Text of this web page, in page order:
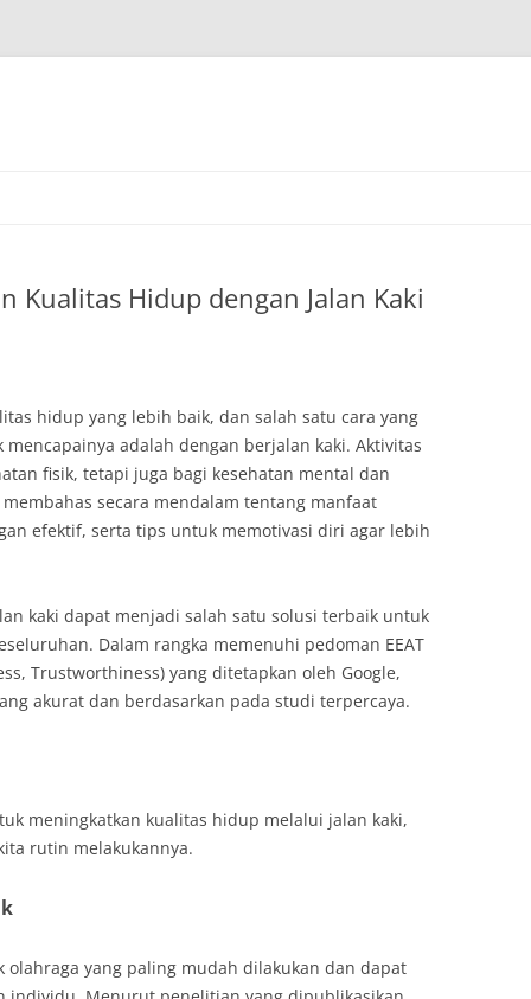
Kualitas Hidup dengan Jalan Kaki
hidup yang lebih baik, dan salah satu cara yang
adalah dengan berjalan kaki. Aktivitas
fisik, tetapi juga bagi kesehatan mental dan
secara mendalam tentang manfaat
efektif, serta tips untuk memotivasi diri agar lebih
kaki dapat menjadi salah satu solusi terbaik untuk
Dalam rangka memenuhi pedoman EEAT
Trustworthiness) yang ditetapkan oleh Google,
akurat dan berdasarkan pada studi terpercaya.
meningkatkan kualitas hidup melalui jalan kaki,
rutin melakukannya.
olahraga yang paling mudah dilakukan dan dapat